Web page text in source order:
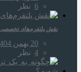
6 نظر
نقش پلتفرم‌های تخصصی
20 بهمن 1404
4 نظر